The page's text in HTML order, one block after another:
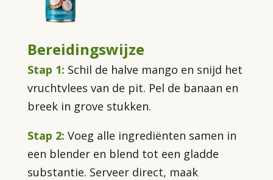
Bereidingswijze
Stap 1: Schil de halve mango en snijd het
vruchtvlees van de pit. Pel de banaan en
breek in grove stukken.
Stap 2: Voeg alle ingrediënten samen in
een blender en blend tot een gladde
substantie. Serveer direct, maak